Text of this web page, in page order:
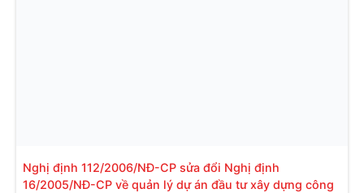
Nghị định 112/2006/NĐ-CP sửa đổi Nghị định
16/2005/NĐ-CP về quản lý dự án đầu tư xây dựng công